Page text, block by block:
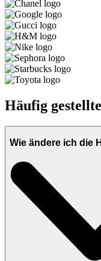
Häufig
Wie ändere ich die